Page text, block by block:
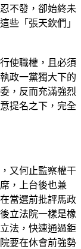
不發，卻始終未
些「張天欽們」
使職權，且必須
政一黨獨大下的
，反而充滿強烈
提名之下，完全
又何止監察權干
，上台後也兼
當選前批評馬政
立法院一樣是橡
法，快速通過鉅
要在休會前強勢